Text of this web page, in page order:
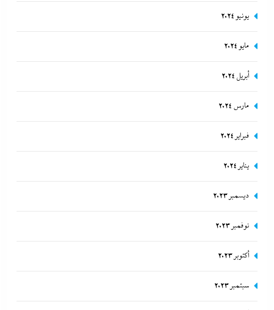
يونيو 2024
مايو 2024
أبريل 2024
مارس 2024
فبراير 2024
يناير 2024
ديسمبر 2023
نوفمبر 2023
أكتوبر 2023
سبتمبر 2023